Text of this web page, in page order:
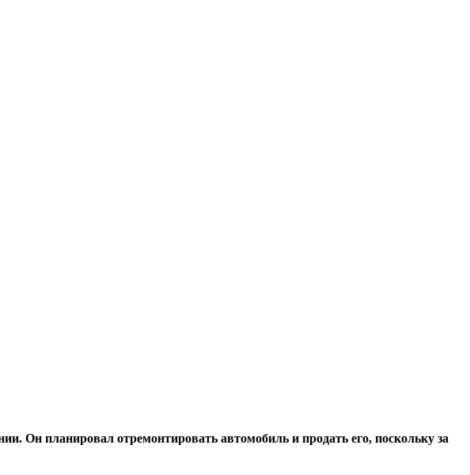
Он планировал отремонтировать автомобиль и продать его, поскольку за